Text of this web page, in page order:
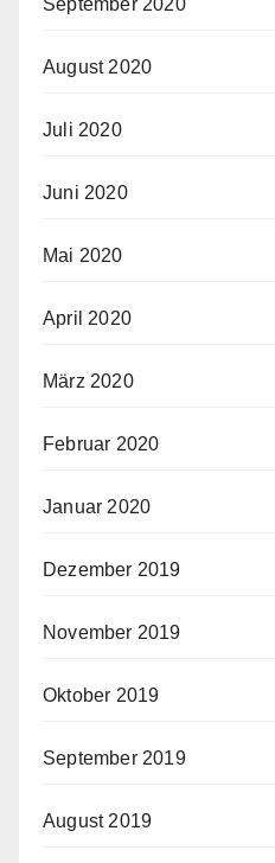
August 2020
Juli 2020
Juni 2020
Mai 2020
April 2020
März 2020
Februar 2020
Januar 2020
Dezember 2019
November 2019
Oktober 2019
September 2019
August 2019